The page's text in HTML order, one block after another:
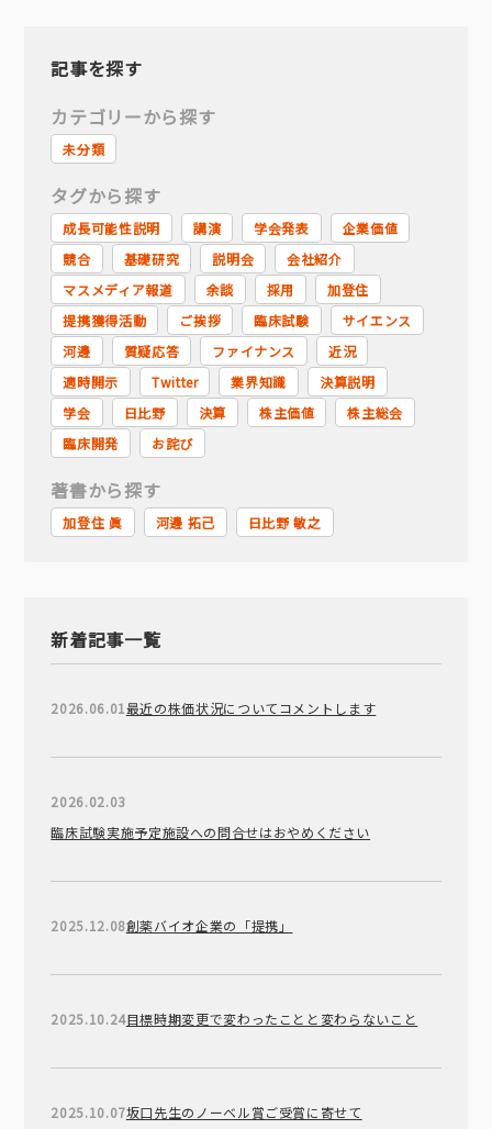
記事を探す
カテゴリーから探す
未分類
タグから探す
成長可能性説明 講演 学会発表
企業価値
競合
基礎研究 説明会
会社紹介
マスメディア報道
余談 採用
加登住
提携獲得活動
ご挨拶 臨床試験
サイエンス
河邊
質疑応答 ファイナンス
近況
適時開示
Twitter 業界知識
決算説明
学会
日比野 決算 株主価値
株主総会
臨床開発
お詫び
著書から探す
加登住 眞 河邊 拓己 日比野 敏之
新着記事一覧
2026.06.01最近の株価状況についてコメントします
2026.02.03
臨床試験実施予定施設への問合せはおやめください
2025.12.08創薬バイオ企業の「提携」
2025.10.24目標時期変更で変わったことと変わらないこと
2025.10.07坂口先生のノーベル賞ご受賞に寄せて